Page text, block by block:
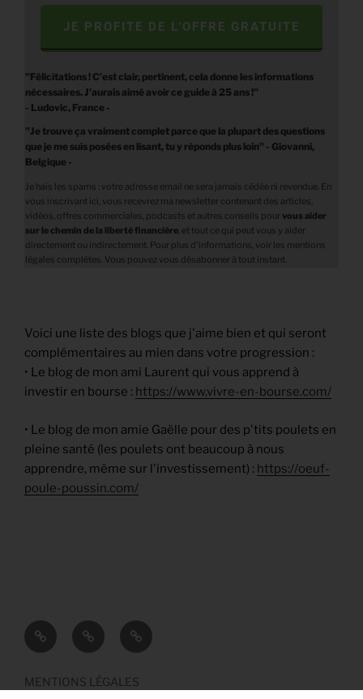
JE PROFITE DE L'OFFRE GRATUITE
"Félicitations ! C'est clair, pertinent, cela donne les informations
nécessaires. J'aurais aimé avoir ce guide à 25 ans !"
- Ludovic, France -
"Je trouve ça vraiment complet parce que la plupart des questions
que je me suis posées en lisant, tu y réponds plus loin" - Giovanni,
Belgique -
Je hais les spams : votre adresse email ne sera jamais cédée ni revendue. En
vous inscrivant ici, vous recevrez ma newsletter contenant des articles,
vidéos, offres commerciales, podcasts et autres conseils pour vous aider
sur le chemin de la liberté financière, et tout ce qui peut vous y aider
directement ou indirectement. Pour plus d'informations, voir les mentions
légales complètes. Vous pouvez vous désabonner à tout instant.
Voici une liste des blogs que j'aime bien et qui seront
complémentaires au mien dans votre progression :
• Le blog de mon ami Laurent qui vous apprend à
investir en bourse : https://www.vivre-en-bourse.com/
• Le blog de mon amie Gaëlle pour des p'tits poulets en
pleine santé (les poulets ont beaucoup à nous
apprendre, même sur l'investissement) : https://oeuf-
poule-poussin.com/
CONTACTPLAN
DU
MENTIONS
LÉGALES
MENTIONS LÉGALES